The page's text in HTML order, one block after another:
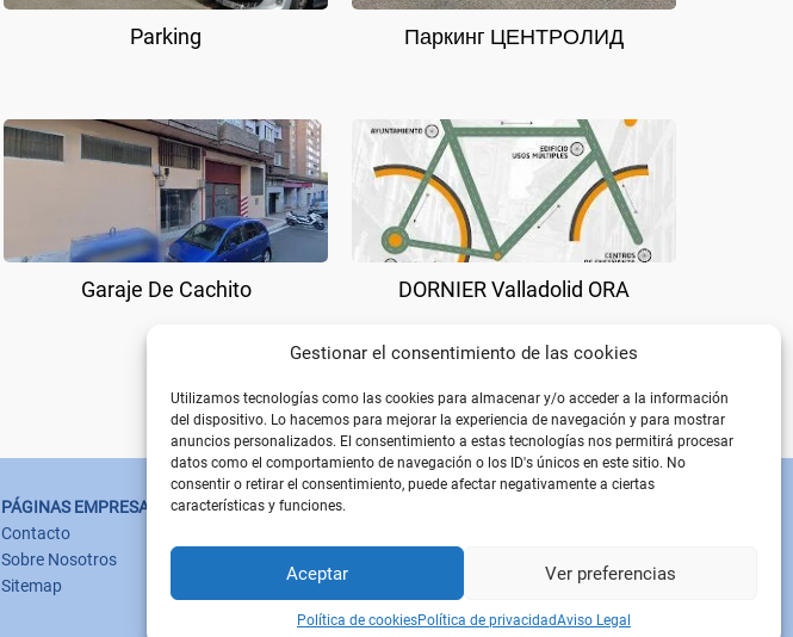
Gestionar el consentimiento de las cookies
Utilizamos tecnologías como las cookies para almacenar y/o acceder a la información
del dispositivo. Lo hacemos para mejorar la experiencia de navegación y para mostrar
anuncios personalizados. El consentimiento a estas tecnologías nos permitirá procesar
datos como el comportamiento de navegación o los ID's únicos en este sitio. No
consentir o retirar el consentimiento, puede afectar negativamente a ciertas
características y funciones.
Aceptar Ver preferencias
Política de cookiesPolítica de privacidadAviso Legal
Parking Паркинг ЦЕНТРОЛИД
Garaje De Cachito DORNIER Valladolid ORA
PÁGINAS EMPRESA
Contacto
Sobre Nosotros
Sitemap
Política de cookies